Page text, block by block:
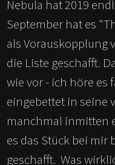
Nebula hat 2019
September hat es
als Vorauskopplung
die Liste geschafft.
wie vor - ich höre es
eingebettet in seine
manchmal inmitten
es das Stück bei mir
geschafft. Was